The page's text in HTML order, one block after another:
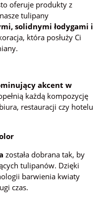
oferuje produkty z
tulipany
solidnymi łodygami i
która posłuży Ci
akcent w
każdą kompozycję
restauracji czy hotelu
została dobrana tak, by
tulipanów. Dzięki
barwienia kwiaty
czas.